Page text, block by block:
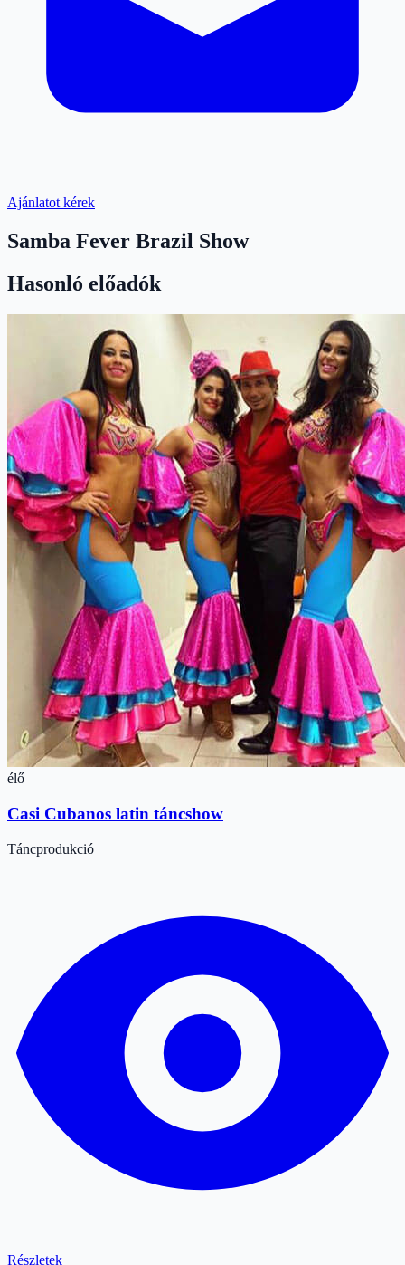
Ajánlatot kérek
Samba Fever Brazil Show
Hasonló előadók
élő
Casi Cubanos latin táncshow
Táncprodukció
Részletek